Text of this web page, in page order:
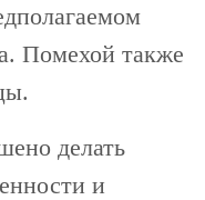
Помехой также
делать
и